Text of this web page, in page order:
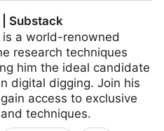
| Substack
is a world-renowned
research techniques
him the ideal candidate
digital digging. Join his
access to exclusive
techniques.